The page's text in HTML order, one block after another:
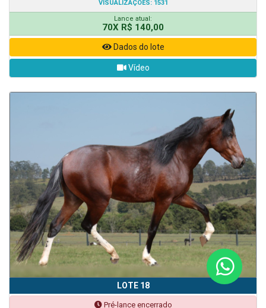
VISUALIZAÇÕES: 1531
Lance atual:
70X R$ 140,00
Dados do lote
Vídeo
LOTE 18
Pré-lance encerrado